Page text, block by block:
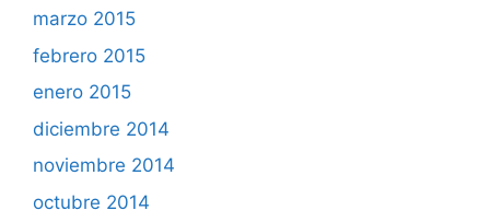
marzo 2015
febrero 2015
enero 2015
diciembre 2014
noviembre 2014
octubre 2014